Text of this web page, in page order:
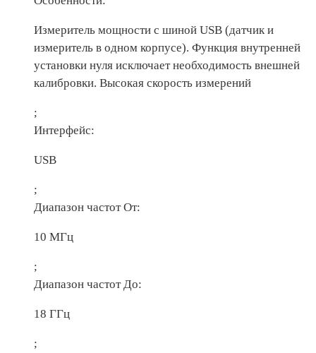
Измеритель мощности с шиной USB (датчик и
измеритель в одном корпусе). Функция внутренней
установки нуля исключает необходимость внешней
калибровки. Высокая скорость измерений
;
Интерфейс:
USB
;
Диапазон частот От:
10 МГц
;
Диапазон частот До:
18 ГГц
;